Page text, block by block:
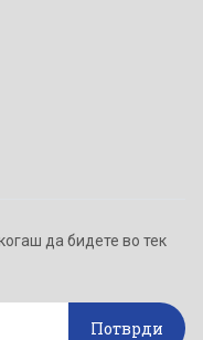
да бидете во тек
Потврди